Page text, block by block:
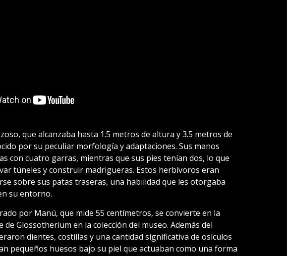
que alcanzaba hasta 1.5 metros de altura y 3.5 metros de
por su peculiar morfología y adaptaciones. Sus manos
con cuatro garras, mientras que sus pies tenían dos, lo que
túneles y construir madrigueras. Estos herbívoros eran
sobre sus patas traseras, una habilidad que les otorgaba
su entorno.
por Manú, que mide 55 centímetros, se convierte en la
de Glossotherium en la colección del museo. Además del
dientes, costillas y una cantidad significativa de osículos
pequeños huesos bajo su piel que actuaban como una forma